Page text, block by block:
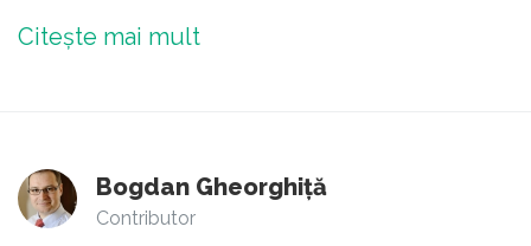
Citește mai mult
Bogdan Gheorghiță
Contributor